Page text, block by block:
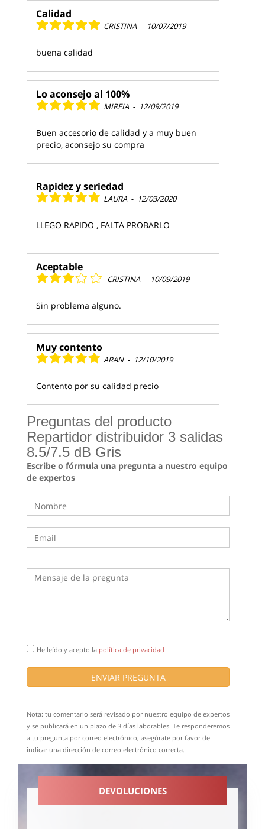
Calidad
CRISTINA - 10/07/2019
buena calidad
Lo aconsejo al 100%
MIREIA - 12/09/2019
Buen accesorio de calidad y a muy buen
precio, aconsejo su compra
Rapidez y seriedad
LAURA - 12/03/2020
LLEGO RAPIDO , FALTA PROBARLO
Aceptable
CRISTINA - 10/09/2019
Sin problema alguno.
Muy contento
ARAN - 12/10/2019
Contento por su calidad precio
Preguntas del producto
Repartidor distribuidor 3 salidas
8.5/7.5 dB Gris
Escribe o fórmula una pregunta a nuestro equipo
de expertos
He leído y acepto la política de privacidad
ENVIAR PREGUNTA
Nota: tu comentario será revisado por nuestro equipo de expertos
y se publicará en un plazo de 3 días laborables. Te responderemos
a tu pregunta por correo electrónico, asegúrate por favor de
indicar una dirección de correo electrónico correcta.
DEVOLUCIONES